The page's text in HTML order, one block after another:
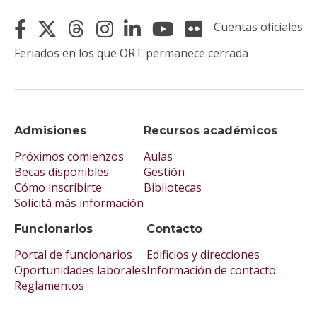
Admisiones
Próximos comienzos
Becas disponibles
Cómo inscribirte
Solicitá más información
Recursos académicos
Aulas
Gestión
Bibliotecas
Funcionarios
Portal de funcionarios
Oportunidades laborales
Reglamentos
Contacto
Edificios y direcciones
Información de contacto
Cuentas oficiales
Feriados en los que ORT permanece cerrada